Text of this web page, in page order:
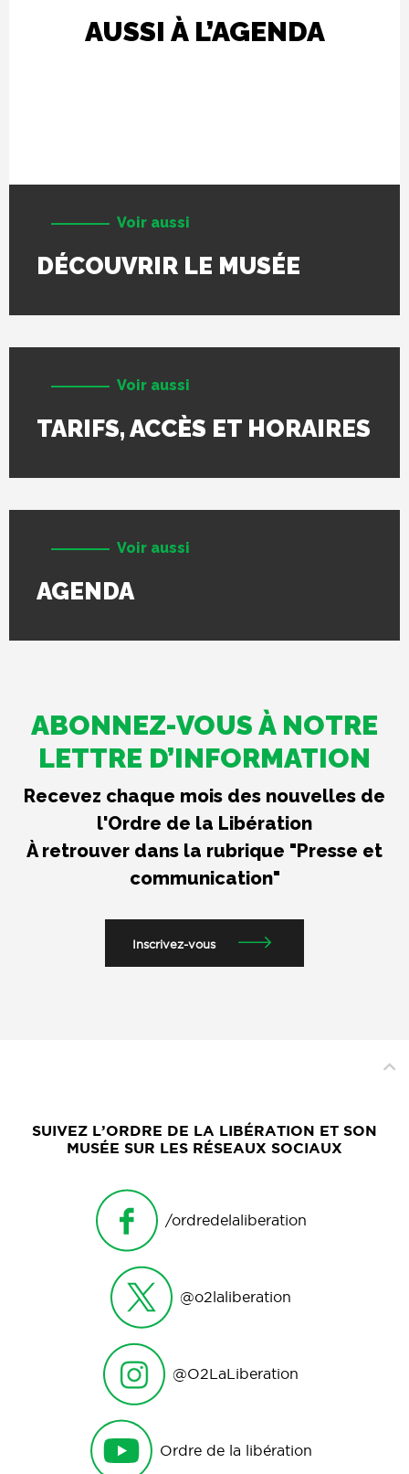
AUSSI À L’AGENDA
Voir aussi
DÉCOUVRIR LE MUSÉE
Voir aussi
TARIFS, ACCÈS ET HORAIRES
Voir aussi
AGENDA
ABONNEZ-VOUS À NOTRE
LETTRE D’INFORMATION
Recevez chaque mois des nouvelles de
l'Ordre de la Libération
À retrouver dans la rubrique "Presse et
communication"
Inscrivez-vous
SUIVEZ L’ORDRE DE LA LIBÉRATION ET SON
MUSÉE SUR LES RÉSEAUX SOCIAUX
/ordredelaliberation
@o2laliberation
@O2LaLiberation
Ordre de la libération